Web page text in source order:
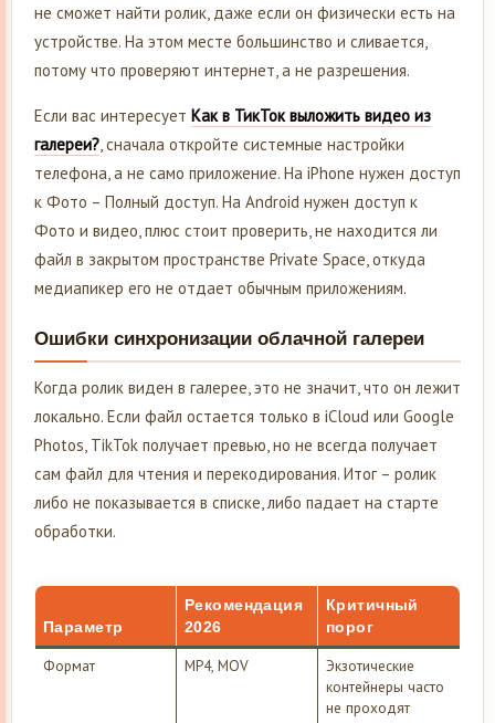
не сможет найти ролик, даже если он физически есть на
устройстве. На этом месте большинство и сливается,
потому что проверяют интернет, а не разрешения.
Если вас интересует Как в ТикТок выложить видео из
галереи?, сначала откройте системные настройки
телефона, а не само приложение. На iPhone нужен доступ
к Фото – Полный доступ. На Android нужен доступ к
Фото и видео, плюс стоит проверить, не находится ли
файл в закрытом пространстве Private Space, откуда
медиапикер его не отдает обычным приложениям.
Ошибки синхронизации облачной галереи
Когда ролик виден в галерее, это не значит, что он лежит
локально. Если файл остается только в iCloud или Google
Photos, TikTok получает превью, но не всегда получает
сам файл для чтения и перекодирования. Итог – ролик
либо не показывается в списке, либо падает на старте
обработки.
Параметр
Рекомендация
2026
Критичный
порог
Формат MP4, MOV
Экзотические
контейнеры часто
не проходят